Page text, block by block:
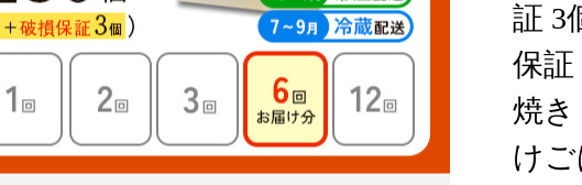
証 3
保証
焼
け